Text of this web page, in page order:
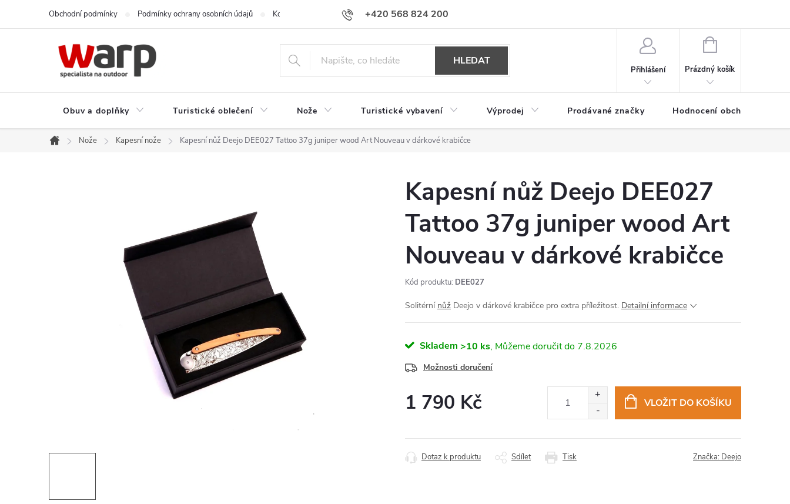
+420 568 824 200
Obchodní podmínky Podmínky ochrany osobních údajů Kontakty Doprava a platba Hodnocení obchodu
HLEDAT
Přihlášení
NÁKUPNÍ
Prázdný košík
Obuv a doplňky Turistické oblečení Nože Turistické vybavení Výprodej Prodávané značky Hodnocení obchodu
Domů
Nože Kapesní nože Kapesní nůž Deejo DEE027 Tattoo 37g juniper wood Art Nouveau v dárkové krabičce
Kapesní nůž Deejo DEE027
Tattoo 37g juniper wood Art
Nouveau v dárkové krabičce
Kód produktu: DEE027
Solitérní nůž Deejo v dárkové krabičce pro extra příležitost. Detailní informace
Skladem >10 ks 7.8.2026
Možnosti doručení
1 790 Kč VLOŽIT DO KOŠÍKU
Tisk
Dotaz k produktu Sdílet Značka: Deejo